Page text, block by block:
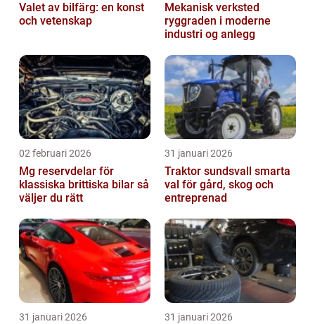
Valet av bilfärg: en konst
och vetenskap
Mekanisk verksted
ryggraden i moderne
industri og anlegg
02 februari 2026
Mg reservdelar för
klassiska brittiska bilar så
väljer du rätt
31 januari 2026
Traktor sundsvall smarta
val för gård, skog och
entreprenad
31 januari 2026 31 januari 2026